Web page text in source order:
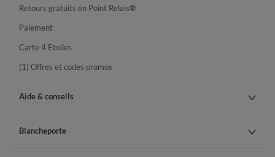
Retours gratuits en Point Relais®
Paiement
Carte 4 Etoiles
(1) Offres et codes promos
Aide & conseils
Blancheporte